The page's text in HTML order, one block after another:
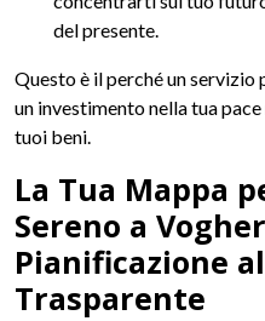
del presente.
Questo è il perché un servizio
un investimento nella tua
tuoi beni.
La Tua Mappa
Sereno a
Pianificazione
Trasparente